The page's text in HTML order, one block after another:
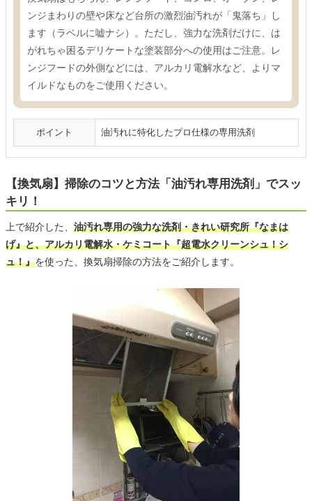
ンジまわりの壁や床など台所の激烈油汚れが「鬼落ち」し
ます（ラベルに嘘ナシ）。ただし、強力な洗剤だけに、は
がれちゃ困るデリケートな塗装部分への使用はご注意。レ
ンジフードの外側などには、アルカリ電解水など、よりマ
イルドなものをご使用ください。
ポイント 油汚れに特化したプロ仕様の専用洗剤
【換気扇】掃除のコツと方法「油汚れ専用洗剤」でスッ
キリ！
上で紹介した、 油汚れ専用の強力な洗剤・きれい研究所『なまは
げ』と、アルカリ電解水・ケミコート『超電水クリーンシュ！シ
ュ！』を使った、換気扇掃除の方法をご紹介します。